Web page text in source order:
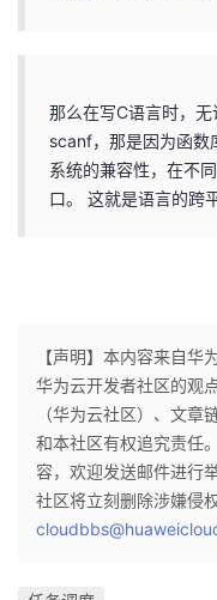
那么在写C语言时，
scanf，那是因为函数
系统的兼容性，在不
口。 这就是语言的跨
【声明】本内容来自华
华为云开发者社区的观
（华为云社区）、文
和本社区有权追究责任
容，欢迎发送邮件进行
社区将立刻删除涉嫌侵